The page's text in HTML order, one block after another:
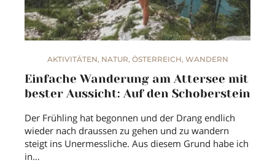
AKTIVITÄTEN, NATUR, ÖSTERREICH, WANDERN
Einfache Wanderung am Attersee mit
bester Aussicht: Auf den Schoberstein
Der Frühling hat begonnen und der Drang endlich
wieder nach draussen zu gehen und zu wandern
steigt ins Unermessliche. Aus diesem Grund habe ich
in…